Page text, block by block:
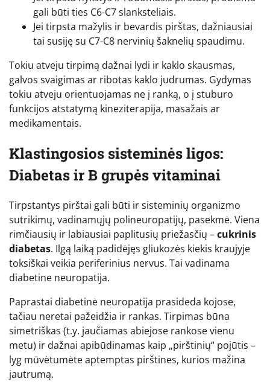
gali būti ties C6-C7 slanksteliais.
Jei tirpsta mažylis ir bevardis pirštas, dažniausiai
tai susiję su C7-C8 nervinių šaknelių spaudimu.
Tokiu atveju tirpimą dažnai lydi ir kaklo skausmas,
galvos svaigimas ar ribotas kaklo judrumas. Gydymas
tokiu atveju orientuojamas ne į ranką, o į stuburo
funkcijos atstatymą kineziterapija, masažais ar
medikamentais.
Klastingosios sisteminės ligos:
Diabetas ir B grupės vitaminai
Tirpstantys pirštai gali būti ir sisteminių organizmo
sutrikimų, vadinamųjų polineuropatijų, pasekmė. Viena
rimčiausių ir labiausiai paplitusių priežasčių –cukrinis
diabetas. Ilgą laiką padidėjęs gliukozės kiekis kraujyje
toksiškai veikia periferinius nervus. Tai vadinama
diabetine neuropatija.
Paprastai diabetinė neuropatija prasideda kojose,
tačiau neretai pažeidžia ir rankas. Tirpimas būna
simetriškas (t.y. jaučiamas abiejose rankose vienu
metu) ir dažnai apibūdinamas kaip „pirštinių“ pojūtis –
lyg mūvėtumėte aptemptas pirštines, kurios mažina
jautrumą.